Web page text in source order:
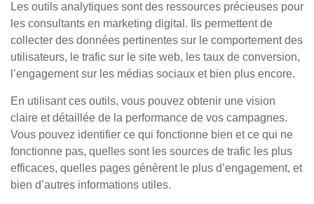
Les outils analytiques sont des ressources précieuses pour
les consultants en marketing digital. Ils permettent de
collecter des données pertinentes sur le comportement des
utilisateurs, le trafic sur le site web, les taux de conversion,
l’engagement sur les médias sociaux et bien plus encore.
En utilisant ces outils, vous pouvez obtenir une vision
claire et détaillée de la performance de vos campagnes.
Vous pouvez identifier ce qui fonctionne bien et ce qui ne
fonctionne pas, quelles sont les sources de trafic les plus
efficaces, quelles pages génèrent le plus d’engagement, et
bien d’autres informations utiles.